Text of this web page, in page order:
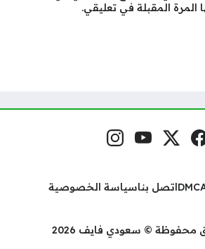
المرة المقبلة في تعليقي.
مواقع التواصلمنصة إكس
يوتيوبإنستغرام
اتصل بناسياسة الخصوصية
محفوظة © سعودي فايف 2026